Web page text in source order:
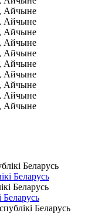
Беларусь
Беларусь